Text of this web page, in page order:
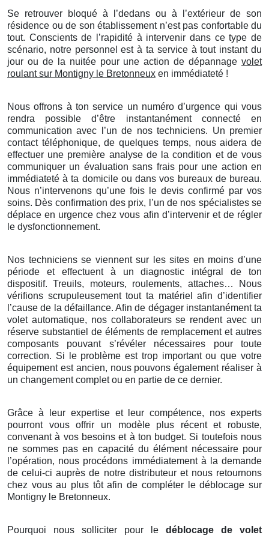
Se retrouver bloqué à l’dedans ou à l’extérieur de son
résidence ou de son établissement n’est pas confortable du
tout. Conscients de l’rapidité à intervenir dans ce type de
scénario, notre personnel est à ta service à tout instant du
jour ou de la nuitée pour une action de dépannage volet
roulant sur Montigny le Bretonneux en immédiateté !
Nous offrons à ton service un numéro d’urgence qui vous
rendra possible d’être instantanément connecté en
communication avec l’un de nos techniciens. Un premier
contact téléphonique, de quelques temps, nous aidera de
effectuer une première analyse de la condition et de vous
communiquer un évaluation sans frais pour une action en
immédiateté à ta domicile ou dans vos bureaux de bureau.
Nous n’intervenons qu’une fois le devis confirmé par vos
soins. Dès confirmation des prix, l’un de nos spécialistes se
déplace en urgence chez vous afin d’intervenir et de régler
le dysfonctionnement.
Nos techniciens se viennent sur les sites en moins d’une
période et effectuent à un diagnostic intégral de ton
dispositif. Treuils, moteurs, roulements, attaches… Nous
vérifions scrupuleusement tout ta matériel afin d’identifier
l’cause de la défaillance. Afin de dégager instantanément ta
volet automatique, nos collaborateurs se rendent avec un
réserve substantiel de éléments de remplacement et autres
composants pouvant s’révéler nécessaires pour toute
correction. Si le problème est trop important ou que votre
équipement est ancien, nous pouvons également réaliser à
un changement complet ou en partie de ce dernier.
Grâce à leur expertise et leur compétence, nos experts
pourront vous offrir un modèle plus récent et robuste,
convenant à vos besoins et à ton budget. Si toutefois nous
ne sommes pas en capacité du élément nécessaire pour
l’opération, nous procédons immédiatement à la demande
de celui-ci auprès de notre distributeur et nous retournons
chez vous au plus tôt afin de compléter le déblocage sur
Montigny le Bretonneux.
Pourquoi nous solliciter pour le déblocage de volet